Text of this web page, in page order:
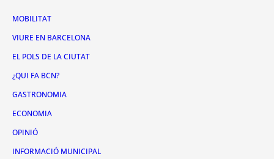
MOBILITAT
VIURE EN BARCELONA
EL POLS DE LA CIUTAT
¿QUI FA BCN?
GASTRONOMIA
ECONOMIA
OPINIÓ
INFORMACIÓ MUNICIPAL